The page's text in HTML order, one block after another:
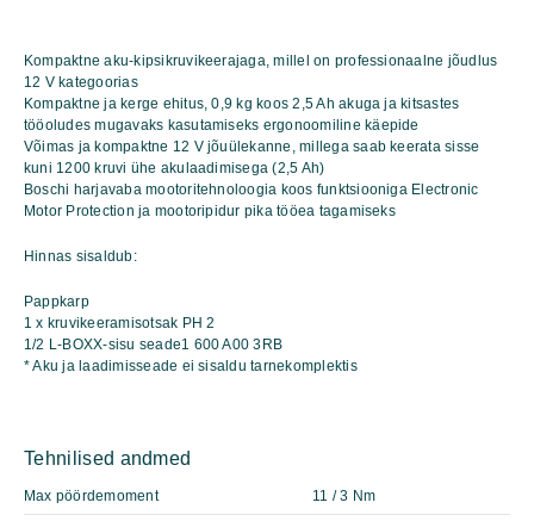
Kompaktne aku-kipsikruvikeerajaga, millel on professionaalne jõudlus
12 V kategoorias
Kompaktne ja kerge ehitus, 0,9 kg koos 2,5 Ah akuga ja kitsastes
tööoludes mugavaks kasutamiseks ergonoomiline käepide
Võimas ja kompaktne 12 V jõuülekanne, millega saab keerata sisse
kuni 1200 kruvi ühe akulaadimisega (2,5 Ah)
Boschi harjavaba mootoritehnoloogia koos funktsiooniga Electronic
Motor Protection ja mootoripidur pika tööea tagamiseks
Hinnas sisaldub:
Pappkarp
1 x kruvikeeramisotsak PH 2
1/2 L-BOXX-sisu seade1 600 A00 3RB
* Aku ja laadimisseade ei sisaldu tarnekomplektis
Tehnilised andmed
Max pöördemoment 11 / 3 Nm